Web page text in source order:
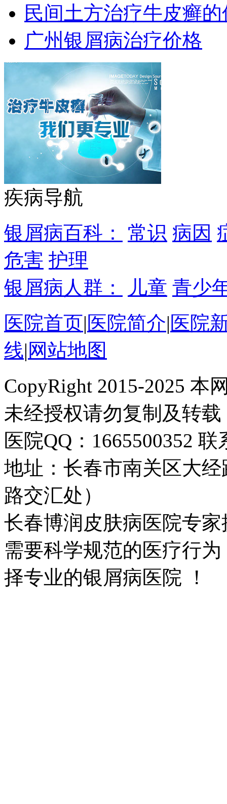
民间土方治疗牛皮癣
广州银屑病治疗价格
疾病导航
银屑病百科：
常识 病因
危害 护理
银屑病人群：
儿童 青少
医院首页|医院简介|医院
线| 网站地图
CopyRight 2015-2025 本
未经授权请勿复制及转载
医院QQ：1665500352
地址：长春市南关区大
路交汇处）
长春博润皮肤病医院专
需要科学规范的医疗行
择专业的银屑病医院 ！